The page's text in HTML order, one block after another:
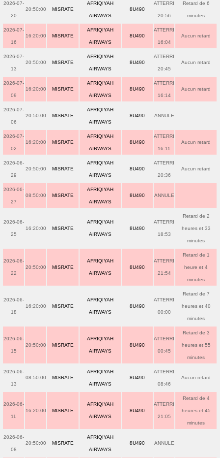
2026-07-
20
20:50:00 MISRATE
AFRIQIYAH
AIRWAYS
8U490
ATTERRI
20:56
Retard de 6
minutes
2026-07-
16
16:20:00 MISRATE
AFRIQIYAH
AIRWAYS
8U490
ATTERRI
16:04
Aucun retard
2026-07-
13
20:50:00 MISRATE
AFRIQIYAH
AIRWAYS
8U490
ATTERRI
20:45
Aucun retard
2026-07-
09
16:20:00 MISRATE
AFRIQIYAH
AIRWAYS
8U490
ATTERRI
16:14
Aucun retard
2026-07-
06
20:50:00 MISRATE
AFRIQIYAH
AIRWAYS
8U490 ANNULE
2026-07-
02
16:20:00 MISRATE
AFRIQIYAH
AIRWAYS
8U490
ATTERRI
16:11
Aucun retard
2026-06-
29
20:50:00 MISRATE
AFRIQIYAH
AIRWAYS
8U490
ATTERRI
20:36
Aucun retard
2026-06-
27
08:50:00 MISRATE
AFRIQIYAH
AIRWAYS
8U490 ANNULE
2026-06-
25
16:20:00 MISRATE
AFRIQIYAH
AIRWAYS
8U490
ATTERRI
18:53
Retard de 2
heures et 33
minutes
2026-06-
22
20:50:00 MISRATE
AFRIQIYAH
AIRWAYS
8U490
ATTERRI
21:54
Retard de 1
heure et 4
minutes
2026-06-
18
16:20:00 MISRATE
AFRIQIYAH
AIRWAYS
8U490
ATTERRI
00:00
Retard de 7
heures et 40
minutes
2026-06-
15
20:50:00 MISRATE
AFRIQIYAH
AIRWAYS
8U490
ATTERRI
00:45
Retard de 3
heures et 55
minutes
2026-06-
13
08:50:00 MISRATE
AFRIQIYAH
AIRWAYS
8U490
ATTERRI
08:46
Aucun retard
2026-06-
11
16:20:00 MISRATE
AFRIQIYAH
AIRWAYS
8U490
ATTERRI
21:05
Retard de 4
heures et 45
minutes
2026-06-
08
20:50:00 MISRATE
AFRIQIYAH
AIRWAYS
8U490 ANNULE